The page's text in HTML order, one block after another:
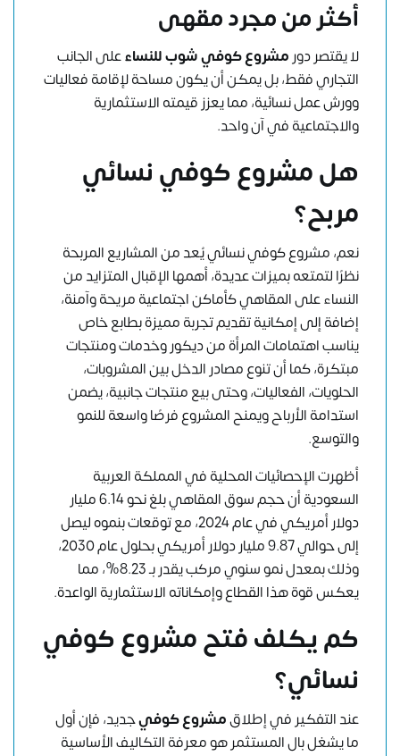
أكثر من مجرد مقهى
لا يقتصر دور مشروع كوفي شوبللنساءعلى الجانب
التجاري فقط، بل يمكن أن يكون مساحة لإقامة فعاليات
وورش عمل نسائية، مما يعزز قيمته الاستثمارية
والاجتماعية في آن واحد.
هل مشروع كوفي نسائي
مربح؟
نعم، مشروع كوفي نسائي يُعد من المشاريع المربحة
نظرًا لتمتعه بميزات عديدة، أهمها الإقبال المتزايد من
النساء على المقاهي كأماكن اجتماعية مريحة وآمنة،
إضافة إلى إمكانية تقديم تجربة مميزة بطابع خاص
يناسب اهتمامات المرأة من ديكور وخدمات ومنتجات
مبتكرة، كما أن تنوع مصادر الدخل بين المشروبات،
الحلويات، الفعاليات، وحتى بيع منتجات جانبية، يضمن
استدامة الأرباح ويمنح المشروع فرصًا واسعة للنمو
والتوسع.
أظهرت الإحصائيات المحلية في المملكة العربية
السعودية أن حجم سوق المقاهي بلغ نحو 6.14 مليار
دولار أمريكي في عام 2024، مع توقعات بنموه ليصل
إلى حوالي 9.87 مليار دولار أمريكي بحلول عام 2030،
وذلك بمعدل نمو سنوي مركب يقدر بـ 8.23%، مما
يعكس قوة هذا القطاع وإمكاناته الاستثمارية الواعدة.
كم يكلف فتح مشروع كوفي
نسائي؟
عند التفكير في إطلاقمشروع كوفيجديد، فإن أول
ما يشغل بال المستثمر هو معرفة التكاليف الأساسية